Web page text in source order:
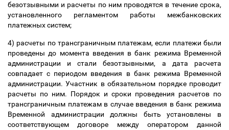
безотзывными и расчеты по ним проводятся в течение срока,
установленного регламентом работы межбанковских
платежных систем;
4) расчеты по трансграничным платежам, если платежи были
проведены до момента введения в банк режима Временной
администрации и стали безотзывными, а дата расчета
совпадает с периодом введения в банк режима Временной
администрации. Участник в обязательном порядке проводит
расчеты по ним. Порядок и сроки проведения расчетов по
трансграничным платежам в случае введения в банк режима
Временной администрации должны быть установлены в
соответствующем договоре между оператором данной